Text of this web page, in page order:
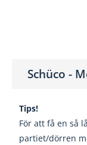
Schüco -
Tips!
För att få en så
partiet/dörren